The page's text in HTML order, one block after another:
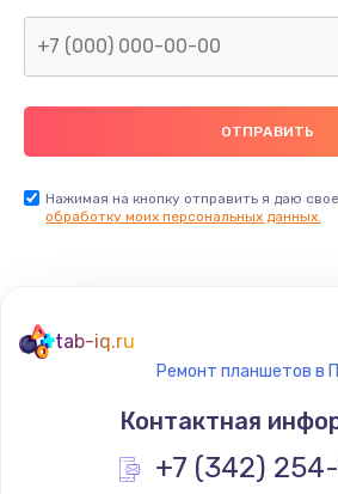
1330 руб.
Заказать
Замена корпуса
448 руб.
Заказать
Нажимая на кнопку отправить я даю свое
обработку моих персональных данных.
tab-iq.ru
Ремонт планшетов в
Контактная
+7 (342)